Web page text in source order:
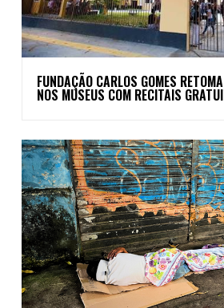
FUNDAÇÃO CARLOS GOMES
NOS MUSEUS COM RECITAIS